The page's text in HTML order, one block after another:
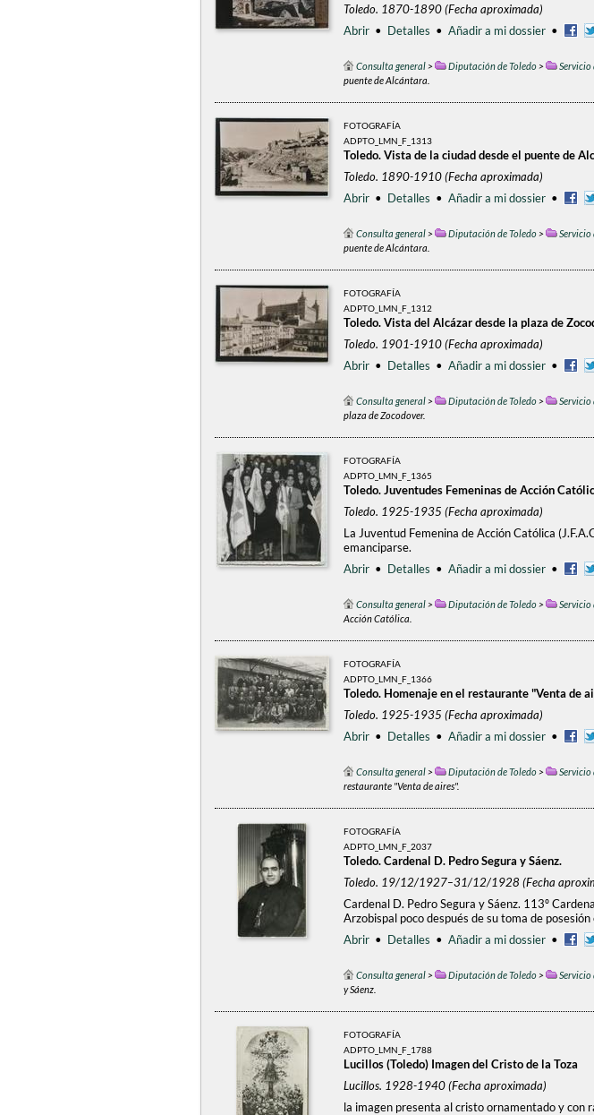
Toledo. 1870-1890 (Fecha aproximada)
Abrir • Detalles • Añadir a mi dossier •
Consulta general> Diputación de Toledo> Servicio
puente de Alcántara.
FOTOGRAFÍA
ADPTO_LMN_F_1313
Toledo. Vista de la ciudad desde el puente de
Toledo. 1890-1910 (Fecha aproximada)
Abrir • Detalles • Añadir a mi dossier •
Consulta general> Diputación de Toledo> Servicio
puente de Alcántara.
FOTOGRAFÍA
ADPTO_LMN_F_1312
Toledo. Vista del Alcázar desde la plaza de
Toledo. 1901-1910 (Fecha aproximada)
Abrir • Detalles • Añadir a mi dossier •
Consulta general> Diputación de Toledo> Servicio
plaza de Zocodover.
FOTOGRAFÍA
ADPTO_LMN_F_1365
Toledo. Juventudes Femeninas de Acción
Toledo. 1925-1935 (Fecha aproximada)
La Juventud Femenina de Acción Católica
emanciparse.
Abrir • Detalles • Añadir a mi dossier •
Consulta general> Diputación de Toledo> Servicio
Acción Católica.
FOTOGRAFÍA
ADPTO_LMN_F_1366
Toledo. Homenaje en el restaurante "Venta de
Toledo. 1925-1935 (Fecha aproximada)
Abrir • Detalles • Añadir a mi dossier •
Consulta general> Diputación de Toledo> Servicio
restaurante "Venta de aires".
FOTOGRAFÍA
ADPTO_LMN_F_2037
Toledo. Cardenal D. Pedro Segura y Sáenz.
Toledo. 19/12/1927–31/12/1928 (Fecha
Cardenal D. Pedro Segura y Sáenz. 113º
Arzobispal poco después de su toma de
Abrir • Detalles • Añadir a mi dossier •
Consulta general> Diputación de Toledo> Servicio
y Sáenz.
FOTOGRAFÍA
ADPTO_LMN_F_1788
Lucillos (Toledo) Imagen del Cristo de la Toza
Lucillos. 1928-1940 (Fecha aproximada)
la imagen presenta al cristo ornamentado y con